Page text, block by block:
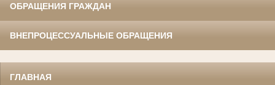
ОБРАЩЕНИЯ ГРАЖДАН
ВНЕПРОЦЕССУАЛЬНЫЕ ОБРАЩЕНИЯ
ГЛАВНАЯ